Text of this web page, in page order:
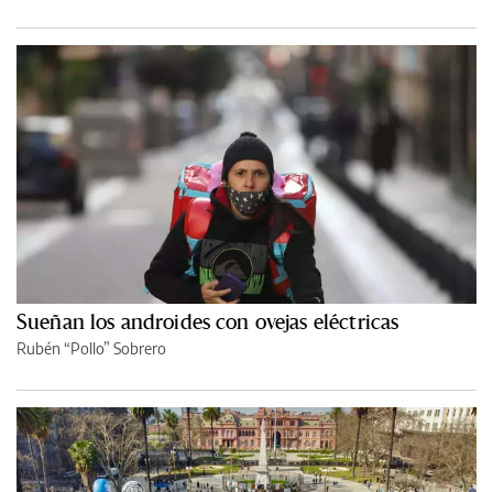
Sueñan los androides con ovejas eléctricas
Rubén “Pollo” Sobrero